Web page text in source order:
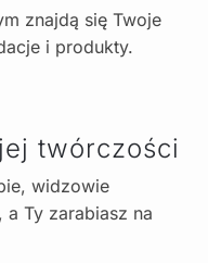
znajdą się Twoje
i produkty.
twórczości
widzowie
Ty zarabiasz na